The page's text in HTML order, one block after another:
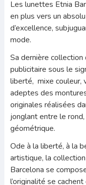
Les lunettes Etnia
en plus vers un
d’excellence,
mode.
Sa dernière collection
publicitaire sous le
liberté, mixe couleur,
adeptes des
originales réalisées
jonglant entre le
géométrique.
Ode à la liberté, à la
artistique, la
Barcelona se
l’originalité se